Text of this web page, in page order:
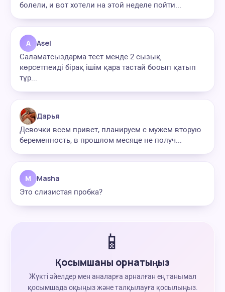
болели, и вот хотели на этой неделе пойти...
A Asel
Саламатсыздарма тест менде 2 сызық
көрсетпеиді бірақ ішім қара тастай бооып қатып
тұр...
Дарья
Девочки всем привет, планируем с мужем вторую
беременность, в прошлом месяце не получ...
M Masha
Это слизистая пробка?
📱
Қосымшаны орнатыңыз
Жүкті әйелдер мен аналарға арналған ең танымал
қосымшада оқыңыз және талқылауға қосылыңыз.